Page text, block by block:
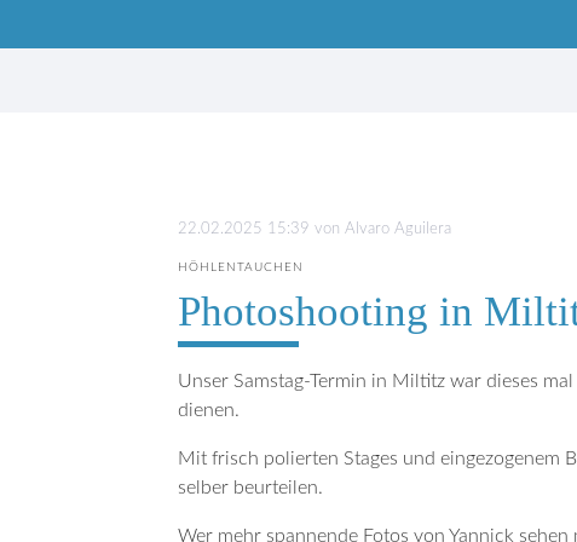
22.02.2025 15:39 von Alvaro Aguilera
HÖHLENTAUCHEN
Photoshooting in
Unser Samstag-Termin in Miltitz war dieses
dienen.
Mit frisch polierten Stages und eingezogenem
selber beurteilen.
Wer mehr spannende Fotos von Yannick